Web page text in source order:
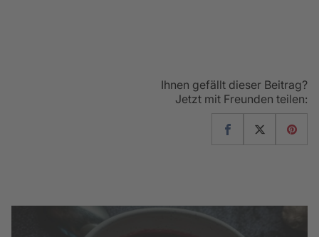
Ihnen gefällt dieser Beitrag?
Jetzt mit Freunden teilen: